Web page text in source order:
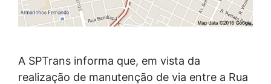
A SPTrans informa que, em vista da
realização de manutenção de via entre a Rua